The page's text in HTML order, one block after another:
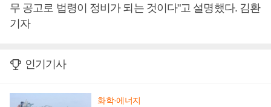
무 공고로 법령이 정비가 되는 것이다"고 설명했다. 김환
기자
인기기사
화학·에너지